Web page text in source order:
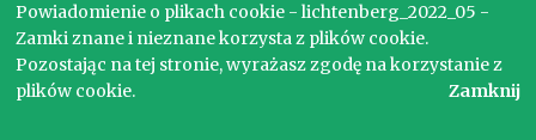
Powiadomienie o plikach cookie - lichtenberg_2022_05 -
Zamki znane i nieznane korzysta z plików cookie.
Pozostając na tej stronie, wyrażasz zgodę na korzystanie z
plików cookie.
Zamknij